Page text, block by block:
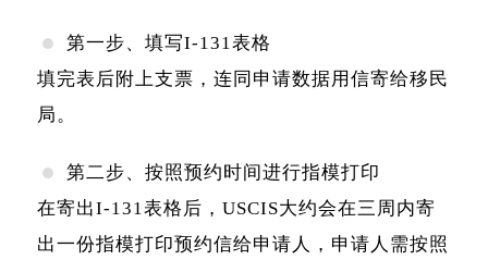
第一步、填写I-131表格
填完表后附上支票，连同申请数据用信寄给移民
局。
第二步、按照预约时间进行指模打印
在寄出I-131表格后，USCIS大约会在三周内寄
出一份指模打印预约信给申请人，申请人需按照